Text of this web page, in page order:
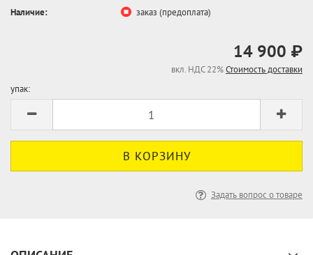
Наличие:
заказ (предоплата)
14 900 ₽
вкл. НДС 22%Стоимость доставки
упак:
Задать вопрос о товаре